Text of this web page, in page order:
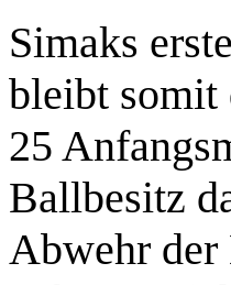
Simaks
bleibt somit
25
Ballbesitz
Abwehr der